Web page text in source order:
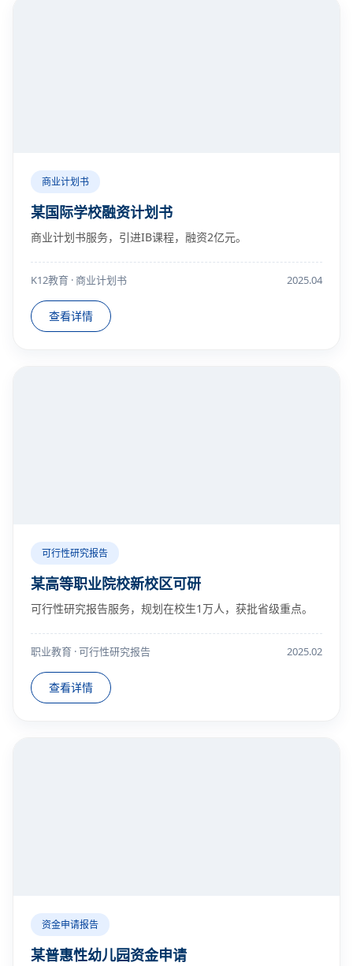
商业计划书
某国际学校融资计划书
商业计划书服务，引进IB课程，融资2亿元。
K12教育 · 商业计划书 2025.04
查看详情
可行性研究报告
某高等职业院校新校区可研
可行性研究报告服务，规划在校生1万人，获批省级重点。
职业教育 · 可行性研究报告 2025.02
查看详情
资金申请报告
某普惠性幼儿园资金申请